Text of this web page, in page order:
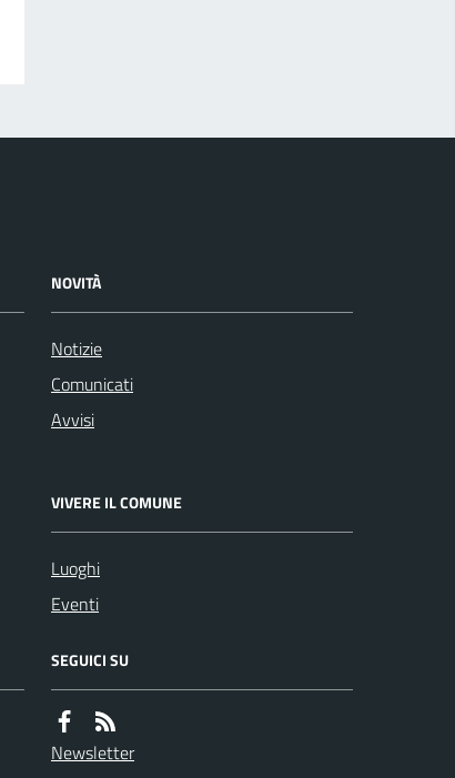
NOVITÀ
Notizie
Comunicati
Avvisi
VIVERE IL COMUNE
Luoghi
Eventi
SEGUICI SU
Newsletter